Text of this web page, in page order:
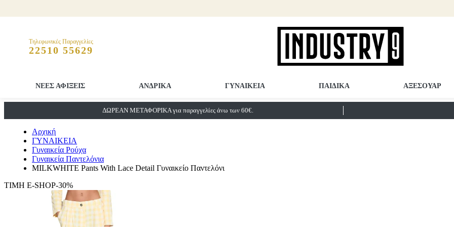
Τηλεφωνικές Παραγγελίες
22510 55629
ΝΕΕΣ ΑΦΙΞΕΙΣ ΑΝΔΡΙΚΑ ΓΥΝΑΙΚΕΙΑ ΠΑΙΔΙΚΑ ΑΞΕΣΟΥΑΡ
ΔΩΡΕΑΝ ΜΕΤΑΦΟΡΙΚΑ για παραγγελίες άνω των 60€.
Αρχική
ΓΥΝΑΙΚΕΙΑ
Γυναικεία Ρούχα
Γυναικεία Παντελόνια
MILKWHITE Pants With Lace Detail Γυναικείο Παντελόνι
ΤΙΜΗ E-SHOP-30%